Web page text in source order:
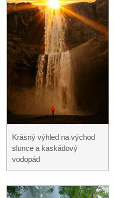
Krásný výhled na východ
slunce a kaskádový
vodopád